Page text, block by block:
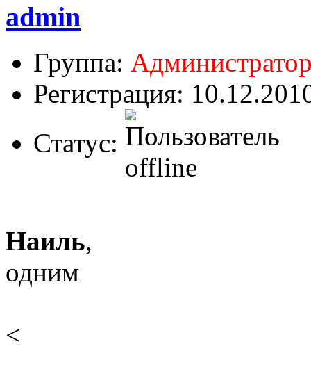
admin
Группа:
Регистрация:
Статус:
Наиль,
одним
<